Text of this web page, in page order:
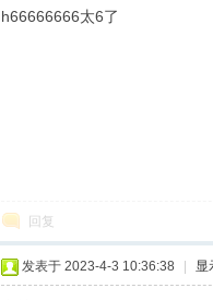
h66666666太6了
回复
发表于 2023-4-3 10:36:38 显